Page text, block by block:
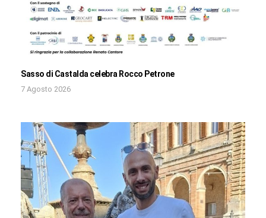
Sasso di Castalda celebra Rocco Petrone
7 Agosto 2026